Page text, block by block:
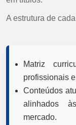
A estrutura de
Matriz
profissionais
Conteúdos
alinhados
mercado.